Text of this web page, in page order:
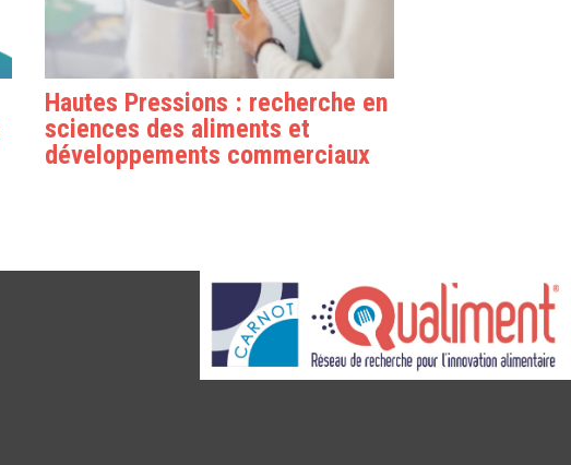
Hautes Pressions : recherche en
sciences des aliments et
développements commerciaux